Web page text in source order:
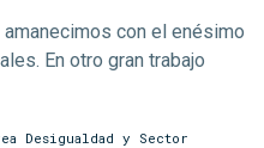
con el enésimo
En otro gran trabajo
Desigualdad y Sector